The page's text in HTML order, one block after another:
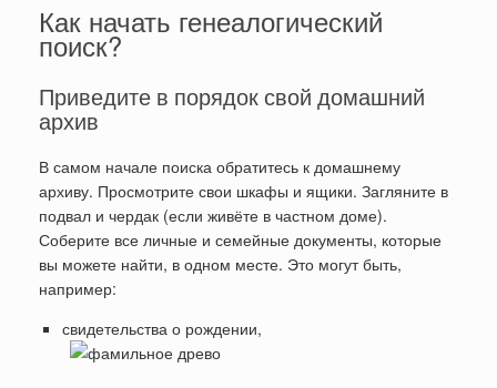
Как начать генеалогический
поиск?
Приведите в порядок свой домашний
архив
В самом начале поиска обратитесь к домашнему
архиву. Просмотрите свои шкафы и ящики. Загляните в
подвал и чердак (если живёте в частном доме).
Соберите все личные и семейные документы, которые
вы можете найти, в одном месте. Это могут быть,
например:
свидетельства о рождении,